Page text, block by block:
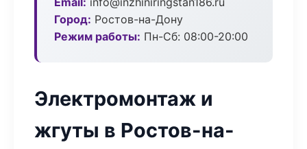
Город: Ростов-на-Дону
Режим работы: Пн-Сб: 08:00-20:00
Электромонтаж и
жгуты в Ростов-на-